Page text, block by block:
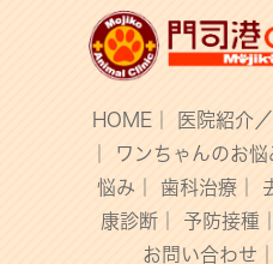
HOME
医院紹介
ワンちゃんのお悩
悩み
歯科治療｜
康診断｜ 予防接種
お問い合わせ